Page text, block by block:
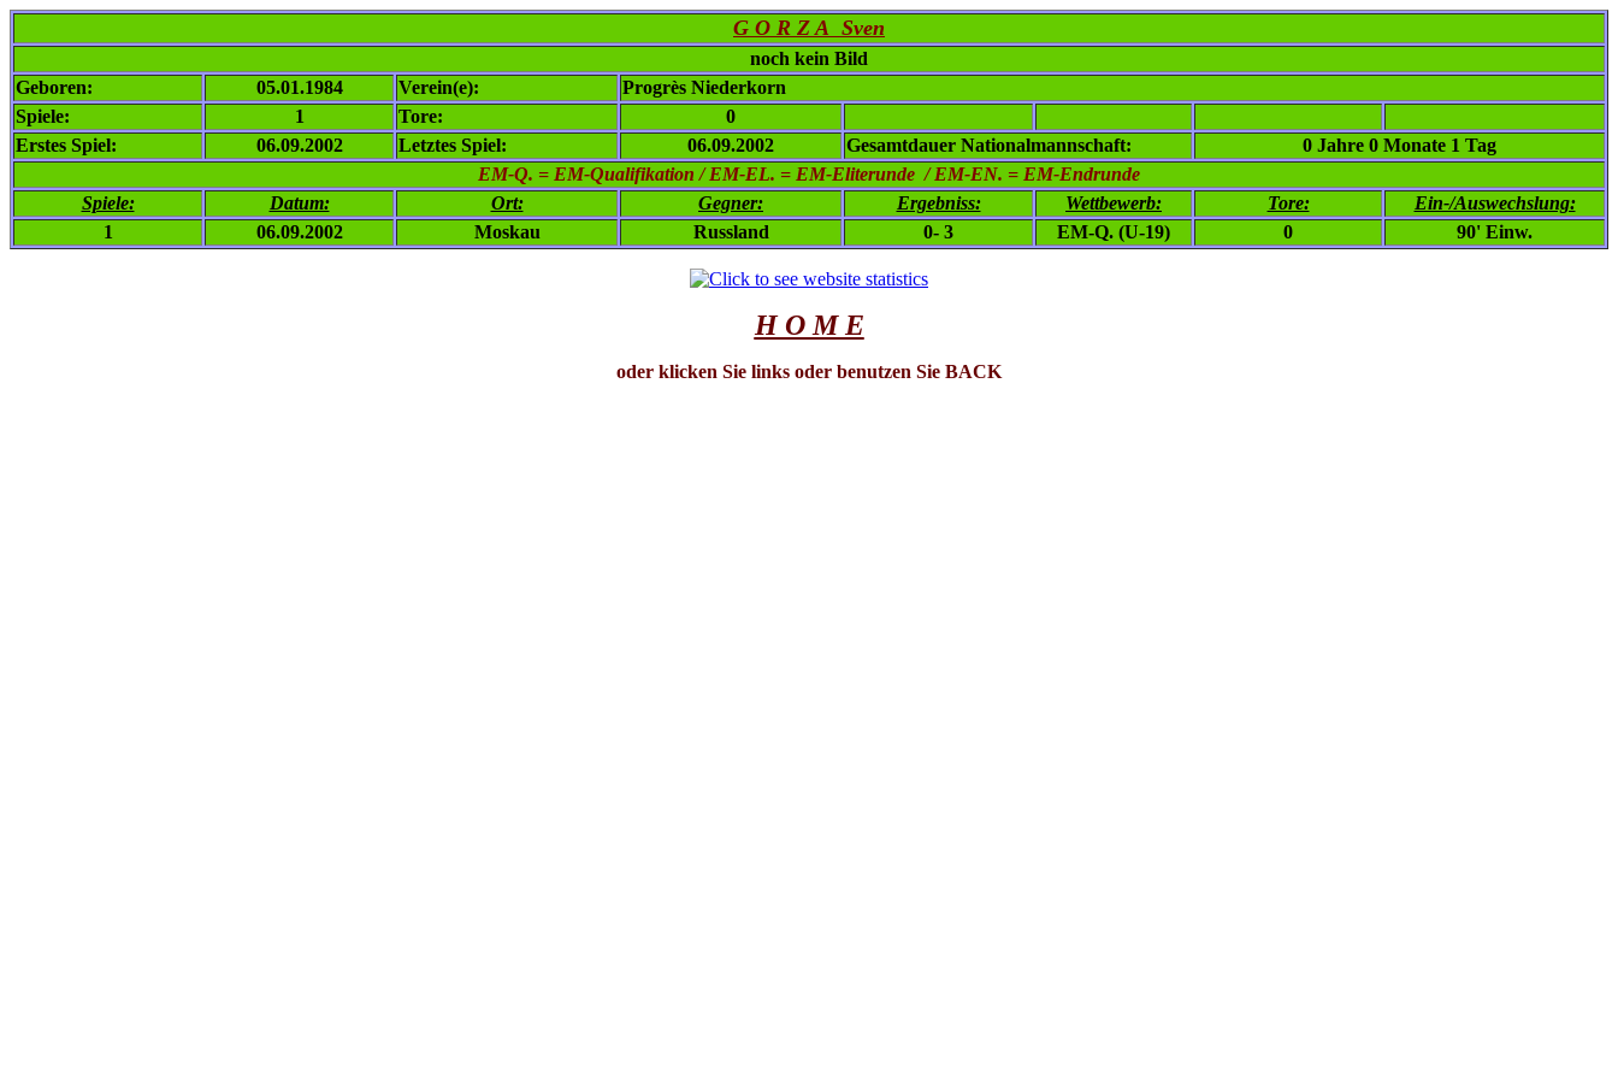
G O R Z A Sven
noch kein Bild
Geboren:
05.01.1984 Verein(e):
Progrès Niederkorn
Spiele:
1 Tore:
0
Erstes Spiel:
06.09.2002 Letztes Spiel: 06.09.2002 Gesamtdauer Nationalmannschaft:
0 Jahre 0 Monate 1 Tag
EM-Q. = EM-Qualifikation / EM-EL. = EM-Eliterunde / EM-EN. = EM-Endrunde
Spiele:
Datum: Ort: Gegner: Ergebniss: Wettbewerb: Tore:
Ein-/Auswechslung:
1
06.09.2002 Moskau Russland 0- 3 EM-Q. (U-19) 0 90' Einw.
H O M E
oder klicken Sie links oder benutzen Sie BACK